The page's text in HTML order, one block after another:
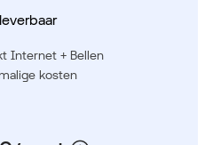
Internet + Bellen
kosten